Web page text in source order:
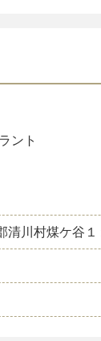
ント
清川村煤ケ谷１